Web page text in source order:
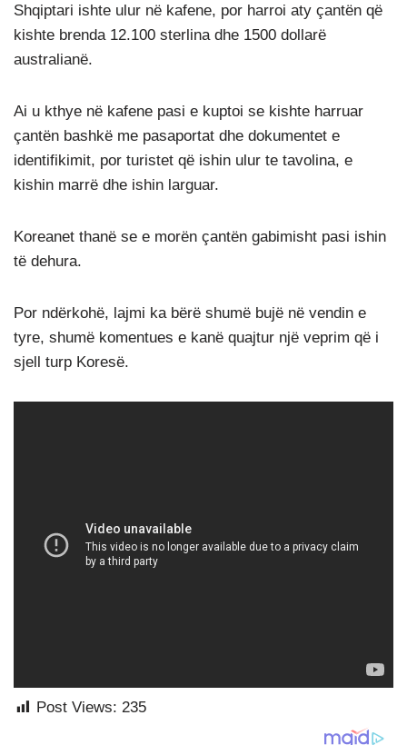
Shqiptari ishte ulur në kafene, por harroi aty çantën që
kishte brenda 12.100 sterlina dhe 1500 dollarë
australianë.
Ai u kthye në kafene pasi e kuptoi se kishte harruar
çantën bashkë me pasaportat dhe dokumentet e
identifikimit, por turistet që ishin ulur te tavolina, e
kishin marrë dhe ishin larguar.
Koreanet thanë se e morën çantën gabimisht pasi ishin
të dehura.
Por ndërkohë, lajmi ka bërë shumë bujë në vendin e
tyre, shumë komentues e kanë quajtur një veprim që i
sjell turp Koresë.
Post Views: 235